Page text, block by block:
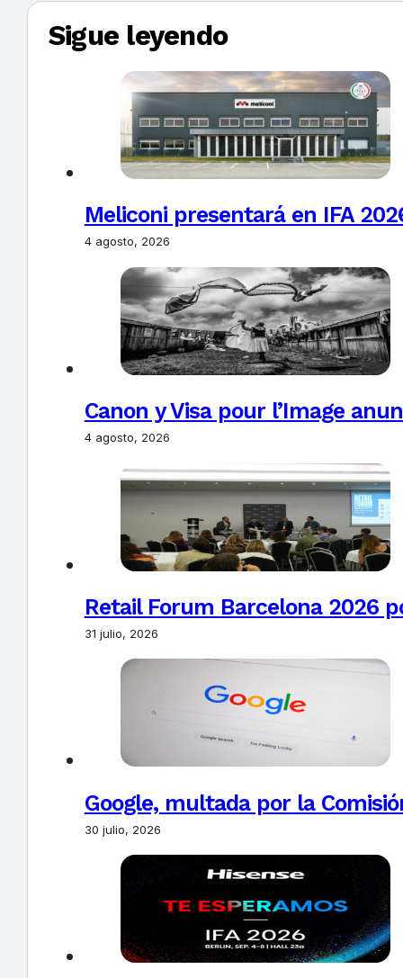
Sigue leyendo
Meliconi presentará en IFA
4 agosto, 2026
Canon y Visa pour l’Image
4 agosto, 2026
Retail Forum Barcelona 2026
31 julio, 2026
Google, multada por la
30 julio, 2026